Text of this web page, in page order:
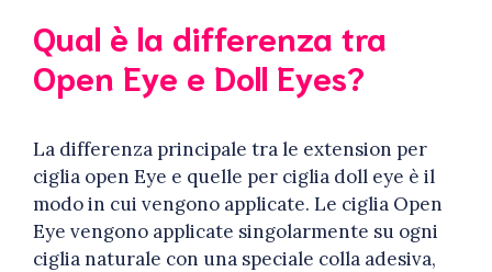
Qual è la differenza tra
Open Eye e Doll Eyes?
La differenza principale tra le extension per
ciglia open Eye e quelle per ciglia doll eye è il
modo in cui vengono applicate. Le ciglia Open
Eye vengono applicate singolarmente su ogni
ciglia naturale con una speciale colla adesiva,